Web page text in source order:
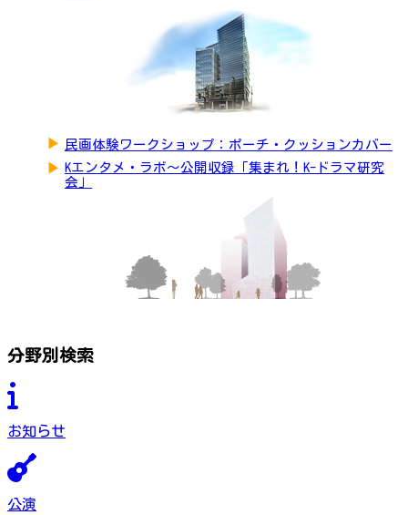
▶ 民画体験ワークショップ：ポーチ・クッションカバー
▶ Kエンタメ・ラボ～公開収録「集まれ！K-ドラマ研究
会」
分野別検索
お知らせ
公演